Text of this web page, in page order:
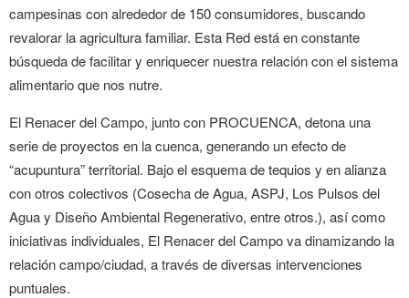
campesinas con alrededor de 150 consumidores, buscando
revalorar la agricultura familiar. Esta Red está en constante
búsqueda de facilitar y enriquecer nuestra relación con el sistema
alimentario que nos nutre.
El Renacer del Campo, junto con PROCUENCA, detona una
serie de proyectos en la cuenca, generando un efecto de
“acupuntura” territorial. Bajo el esquema de tequios y en alianza
con otros colectivos (Cosecha de Agua, ASPJ, Los Pulsos del
Agua y Diseño Ambiental Regenerativo, entre otros.), así como
iniciativas individuales, El Renacer del Campo va dinamizando la
relación campo/ciudad, a través de diversas intervenciones
puntuales.